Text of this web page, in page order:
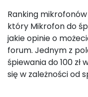
Ranking mikrofonów
który Mikrofon do
jakie opinie o
forum. Jednym z
śpiewania do 100 zł
się w zależności od